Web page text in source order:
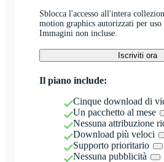
Sblocca l'accesso all'intera
motion graphics autorizzati per uso
Immagini non incluse.
Iscriviti ora
Il piano include:
Cinque download di
Un pacchetto al mese
Nessuna attribuzione
Download più veloci
Supporto prioritario
Nessuna pubblicità